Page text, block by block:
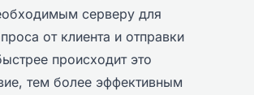
серверу для
от клиента и отправки
происходит это
тем более эффективным